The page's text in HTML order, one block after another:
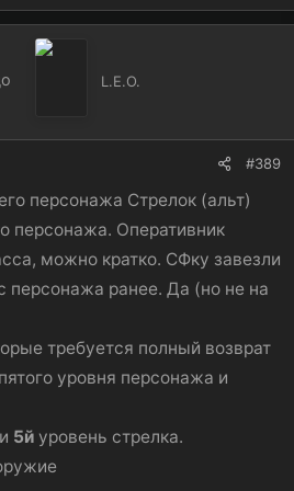
L.E.O.
#389
персонажа Стрелок (альт)
персонажа. Оперативник
можно кратко. СФку завезли
персонажа ранее. Да (но не на
требуется полный возврат
уровня персонажа и
5й уровень стрелка.